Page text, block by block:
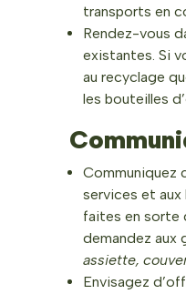
transports en
Rendez-vous
existantes. Si
au recyclage
les bouteilles
Communiquez
services et aux
faites en sorte
demandez aux
assiette,
Envisagez